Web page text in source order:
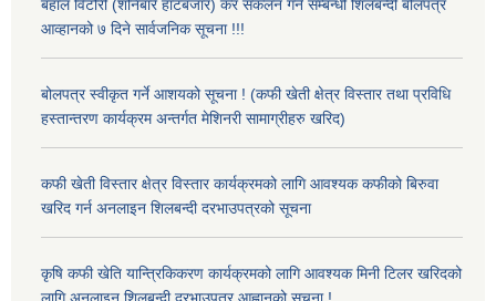
बहाल विटौरी (शनिबारे हाटबजार) कर संकलन गर्ने सम्बन्धी शिलबन्दी बोलपत्र
आव्हानको ७ दिने सार्वजनिक सूचना !!!
बोलपत्र स्वीकृत गर्ने आशयको सूचना ! (कफी खेती क्षेत्र विस्तार तथा प्रविधि
हस्तान्तरण कार्यक्रम अन्तर्गत मेशिनरी सामाग्रीहरु खरिद)
कफी खेती विस्तार क्षेत्र विस्तार कार्यक्रमको लागि आवश्यक कफीको बिरुवा
खरिद गर्न अनलाइन शिलबन्दी दरभाउपत्रको सूचना
कृषि कफी खेति यान्त्रिकिकरण कार्यक्रमको लागि आवश्यक मिनी टिलर खरिदको
लागि अनलाइन शिलबन्दी दरभाउपत्र आह्वानको सूचना !